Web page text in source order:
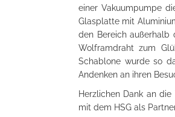
einer Vakuumpumpe
Glasplatte mit
den Bereich außerhalb
Wolframdraht zum
Schablone wurde so
Andenken an ihren
Herzlichen Dank an
mit dem HSG als